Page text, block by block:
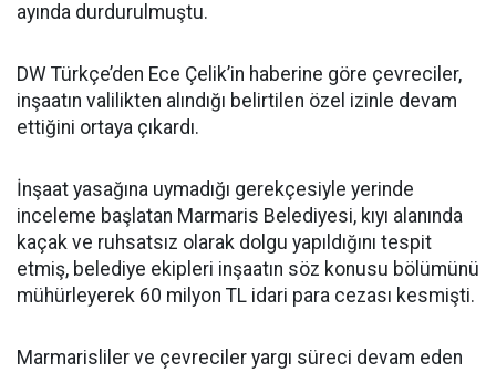
ayında durdurulmuştu.
DW Türkçe’den Ece Çelik’in haberine göre çevreciler,
inşaatın valilikten alındığı belirtilen özel izinle devam
ettiğini ortaya çıkardı.
İnşaat yasağına uymadığı gerekçesiyle yerinde
inceleme başlatan Marmaris Belediyesi, kıyı alanında
kaçak ve ruhsatsız olarak dolgu yapıldığını tespit
etmiş, belediye ekipleri inşaatın söz konusu bölümünü
mühürleyerek 60 milyon TL idari para cezası kesmişti.
Marmarisliler ve çevreciler yargı süreci devam eden